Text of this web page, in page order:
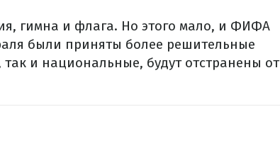
гимна и флага. Но этого мало, и ФИФА
были приняты более решительные
и национальные, будут отстранены от